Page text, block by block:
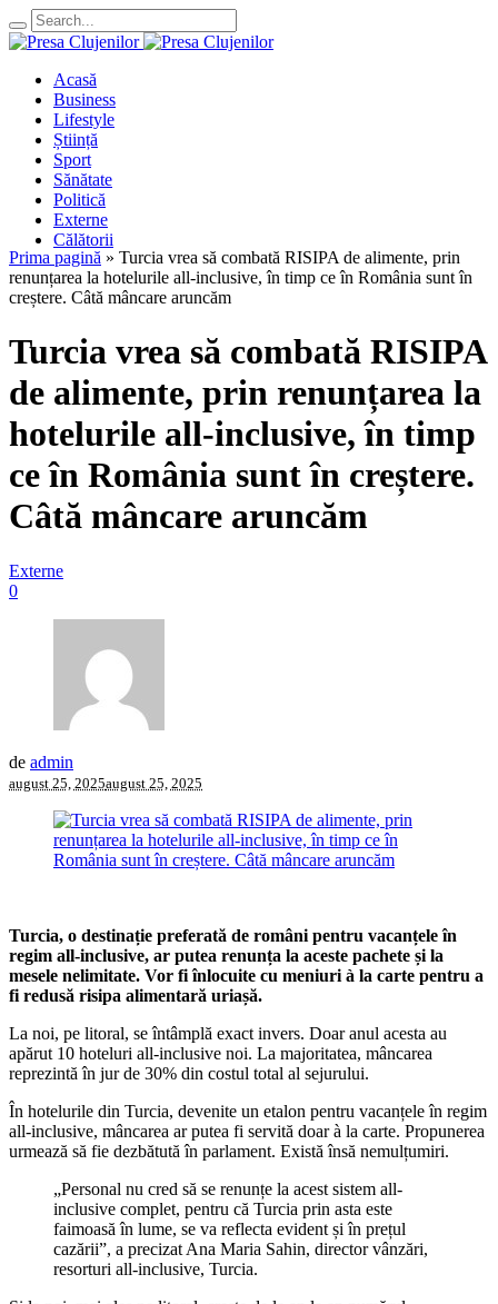
Acasă
Business
Lifestyle
Știință
Sport
Sănătate
Politică
Externe
Călătorii
Prima pagină » Turcia vrea să combată RISIPA de alimente, prin
renunțarea la hotelurile all-inclusive, în timp ce în România sunt în
creștere. Câtă mâncare aruncăm
Turcia vrea să combată RISIPA
de alimente, prin renunțarea la
hotelurile all-inclusive, în timp
ce în România sunt în creștere.
Câtă mâncare aruncăm
Externe
0
de admin
august 25, 2025august 25, 2025
Turcia, o destinație preferată de români pentru vacanțele în
regim all-inclusive, ar putea renunța la aceste pachete și la
mesele nelimitate. Vor fi înlocuite cu meniuri à la carte pentru a
fi redusă risipa alimentară uriașă.
La noi, pe litoral, se întâmplă exact invers. Doar anul acesta au
apărut 10 hoteluri all-inclusive noi. La majoritatea, mâncarea
reprezintă în jur de 30% din costul total al sejurului.
În hotelurile din Turcia, devenite un etalon pentru vacanțele în regim
all-inclusive, mâncarea ar putea fi servită doar à la carte. Propunerea
urmează să fie dezbătută în parlament. Există însă nemulțumiri.
„Personal nu cred să se renunțe la acest sistem all-
inclusive complet, pentru că Turcia prin asta este
faimoasă în lume, se va reflecta evident și în prețul
cazării”, a precizat Ana Maria Sahin, director vânzări,
resorturi all-inclusive, Turcia.